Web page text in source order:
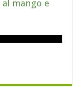
mango e